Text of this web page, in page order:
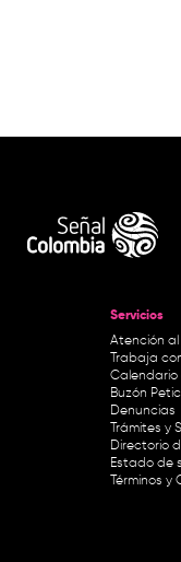
Servicios
Atención al
Trabaja
Buzón
Denuncias
Trámites y
Directorio
Estado de
Términos y